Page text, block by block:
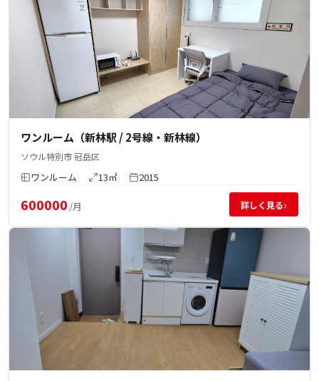
ワンルーム（新林駅 / 2号線・新林線）
ソウル特別市 冠岳区
ワンルーム 13㎡ 2015
600000 /月 詳しく見る›